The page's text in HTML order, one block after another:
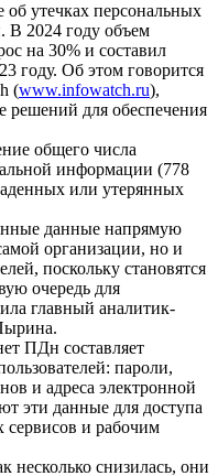
утечках персональных
В 2024 году объем
на 30% и составил
году. Об этом говорится
(www.infowatch.ru),
решений для обеспечения
общего числа
информации (778
или утерянных
данные напрямую
организации, но и
поскольку становятся
очередь для
главный аналитик-
ПДн составляет
пароли,
и адреса электронной
эти данные для доступа
сервисов и рабочим
несколько снизилась, они